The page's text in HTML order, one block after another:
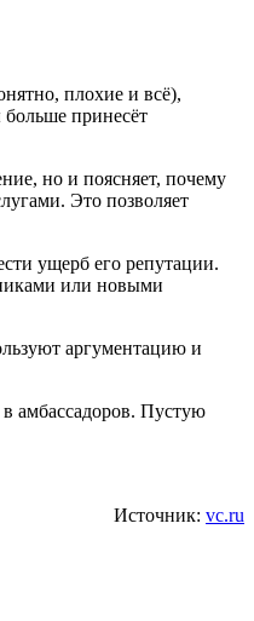
плохие и всё),
принесёт
но и поясняет, почему
Это позволяет
ущерб его репутации.
или новыми
аргументацию и
амбассадоров. Пустую
Источник: vc.ru